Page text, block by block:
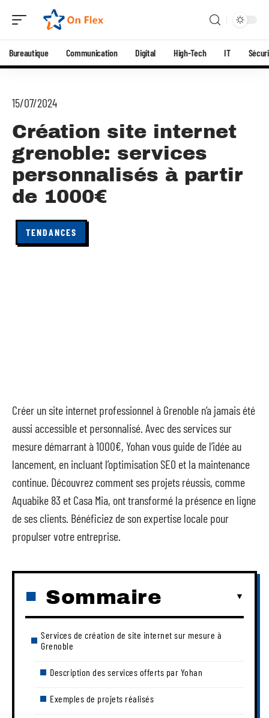
Bureautique Communication Digital High-Tech IT
15/07/2024
Création site internet
grenoble: services
personnalisés à partir
de 1000€
TENDANCES
Créer un site internet professionnel à Grenoble n’a jamais été
aussi accessible et personnalisé. Avec des services sur
mesure démarrant à 1000€, Yohan vous guide de l’idée au
lancement, en incluant l’optimisation SEO et la maintenance
continue. Découvrez comment ses projets réussis, comme
Aquabike 83 et Casa Mia, ont transformé la présence en ligne
de ses clients. Bénéficiez de son expertise locale pour
propulser votre entreprise.
Sommaire
Services de création de site internet sur mesure à
Grenoble
Description des services offerts par Yohan
Exemples de projets réalisés